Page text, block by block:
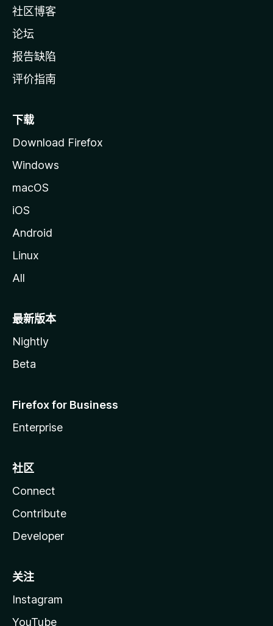
社区博客
论坛
报告缺陷
评价指南
下载
Download Firefox
Windows
macOS
iOS
Android
Linux
All
最新版本
Nightly
Beta
Firefox for Business
Enterprise
社区
Connect
Contribute
Developer
关注
Instagram
YouTube